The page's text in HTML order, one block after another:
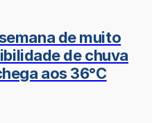
de muito
de chuva
aos 36°C